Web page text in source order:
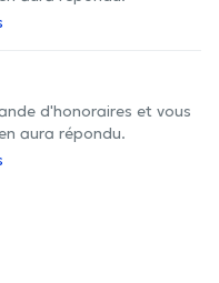
d'honoraires et vous
aura répondu.